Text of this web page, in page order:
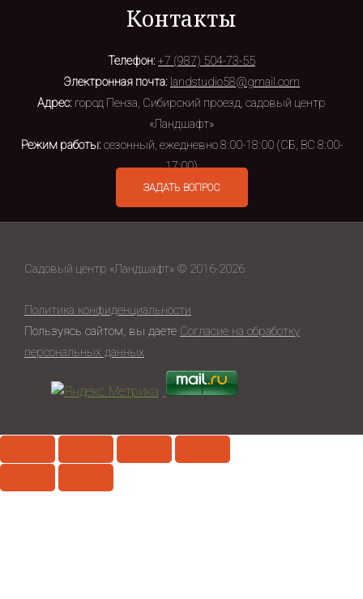
Контакты
Телефон:+7 (987) 504-73-55
Электронная почта: landstudio58@gmail.com
Адрес: город Пенза, Сибирский проезд, садовый центр
«Ландшафт»
Режим работы:сезонный, ежедневно 8:00-18:00 (СБ, ВС 8:00-
17:00)
ЗАДАТЬ ВОПРОС
Садовый центр «Ландшафт» © 2016-2026
Политика конфиденциальности
Пользуясь сайтом, вы даете Согласие на обработку
персональных данных